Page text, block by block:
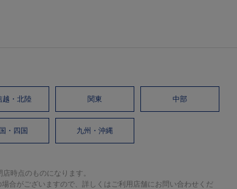
越・北陸 関東 中部
・四国 九州・沖縄
時点のものになります。
合がございますので、詳しくはご利用店舗にお問い合わせくだ